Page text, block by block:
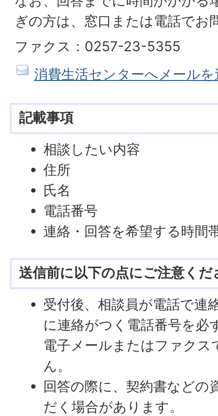
ぎの方は、窓口または電話でお
ファクス：0257-23-5355
消費生活センターへメールを
記載事項
相談したい内容
住所
氏名
電話番号
連絡・回答を希望する時間
送信前に以下の点にご注意くだ
受付後、相談員が電話で連
に連絡がつく電話番号を必
電子メールまたはファクス
ん。
回答の際に、契約書などの
だく場合があります。